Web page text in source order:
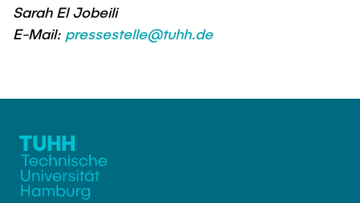
Sarah El Jobeili
E-Mail: pressestelle@tuhh.de